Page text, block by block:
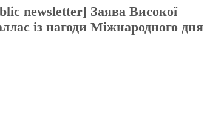
newsletter] Заява Високої
із нагоди Міжнародного дня